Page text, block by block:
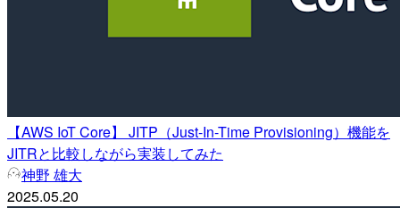
【AWS IoT Core】 JITP（Just-In-Time Provisioning）機能を
JITRと比較しながら実装してみた
神野 雄大
2025.05.20